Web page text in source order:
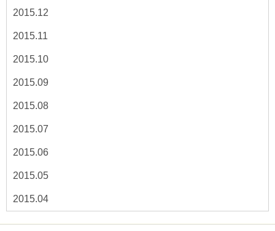
2015.12
2015.11
2015.10
2015.09
2015.08
2015.07
2015.06
2015.05
2015.04